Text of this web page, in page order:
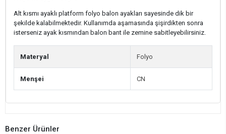
Alt kısmı ayaklı platform folyo balon ayakları sayesinde dik bir
şekilde kalabilmektedir. Kullanımda aşamasında şişirdikten sonra
isterseniz ayak kısmından balon bant ile zemine sabitleyebilirsiniz.
Materyal Folyo
Menşei CN
Benzer Ürünler